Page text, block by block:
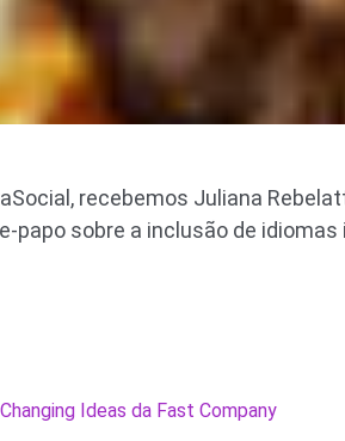
recebemos Juliana
papo sobre a inclusão de
Ideas da Fast Company